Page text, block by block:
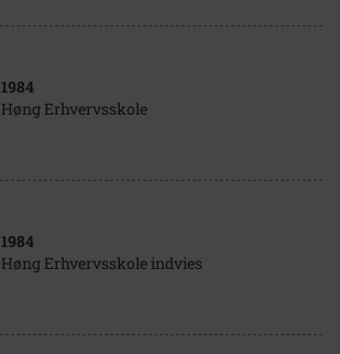
1984
Høng Erhvervsskole
1984
Høng Erhvervsskole indvies